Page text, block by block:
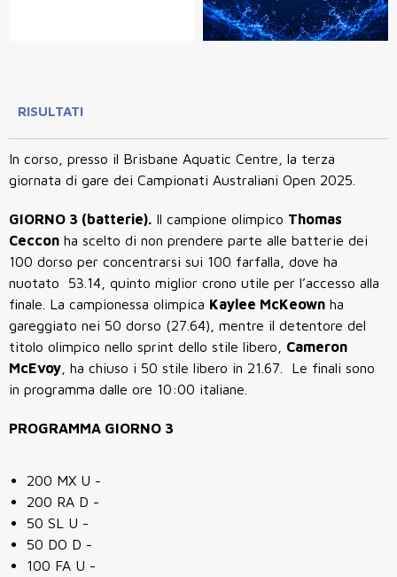
RISULTATI
In corso, presso il Brisbane Aquatic Centre, la terza
giornata di gare dei Campionati Australiani Open 2025.
GIORNO 3 (batterie). Il campione olimpico Thomas
Ceccon ha scelto di non prendere parte alle batterie dei
100 dorso per concentrarsi sui 100 farfalla, dove ha
nuotato 53.14, quinto miglior crono utile per l’accesso alla
finale. La campionessa olimpica Kaylee McKeown ha
gareggiato nei 50 dorso (27.64), mentre il detentore del
titolo olimpico nello sprint dello stile libero, Cameron
McEvoy , ha chiuso i 50 stile libero in 21.67. Le finali sono
in programma dalle ore 10:00 italiane.
PROGRAMMA GIORNO 3
200 MX U -
200 RA D -
50 SL U -
50 DO D -
100 FA U -